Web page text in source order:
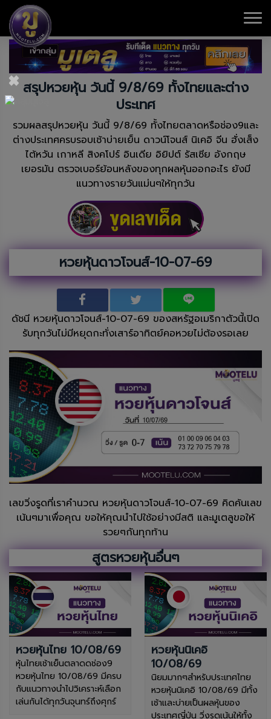
สรุปหวยหุ้น วันนี้ 9/8/69 ทั้งไทยและต่าง
ประเทศ
รวมผลสรุปหวยหุ้น วันนี้ 9/8/69 ทั้งไทยตลาดหรือช่อง9และ
ต่างประเทศครบรอบเช้าบ่ายเย็น ดาวน์โจนส์ นิเคอิ จีน ฮั่งเส็ง
ไต้หวัน เกาหลี สิงคโปร์ อินเดีย อิยิปต์ รัสเซีย อังกฤษ
เยอรมัน ตรวจเบอร์ย้อนหลังของทุกผลหุ้นออกอะไร ยังมี
แนวทางรายวันแม่นๆให้ทุกวัน
หวยหุ้นดาวโจนส์-10-07-69
ดัชนี หวยหุ้นดาวโจนส์-10-07-69 ของสหรัฐอเมริกาตัวนี้เปิด
รับทุกวันไม่มีหยุดกะทั่งเสาร์อาทิตย์คอหวยไม่ต้องรอเลย
เลขวิ่งรูดที่เราคำนวณ หวยหุ้นดาวโจนส์-10-07-69 คิดค้นเลข
เน้นๆมาเพื่อคุณ ขอให้คุณนำไปใช้อย่างมีสติ และมูเตลูขอให้
รวยๆกันทุกท้าน
สูตรหวยหุ้นอื่นๆ
หวยหุ้นไทย 10/08/69
หุ้นไทยเช้าเย็นตลาดดช่อง9
หวยหุ้นไทย 10/08/69 มีครบ
กับแนวทางนำไปวิเคราะห์เลือก
เล่นกันได้ทุกวันจุนทร์ถึงศุกร์
หวยหุ้นนิเคอิ
10/08/69
นิยมมากๆสำหรับประเทศไทย
หวยหุ้นนิเคอิ 10/08/69 มีทั้ง
เช้าและบ่ายเป็นผลหุ้นของ
ประเทศญี่ปุ่น วิ่งรูดเน้นให้ทั้ง
×